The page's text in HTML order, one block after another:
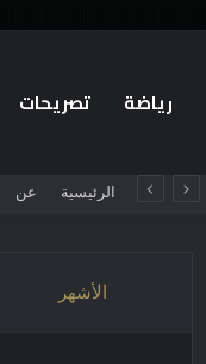
رياضة تصريحات
الرئيسية عن
الأشهر